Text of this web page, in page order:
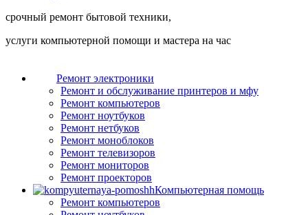
срочный ремонт бытовой техники,
услуги компьютерной помощи и мастера на час
Ремонт электроники
Ремонт и обслуживание принтеров и мфу
Ремонт компьютеров
Ремонт ноутбуков
Ремонт нетбуков
Ремонт моноблоков
Ремонт телевизоров
Ремонт мониторов
Ремонт проекторов
Компьютерная помощь
Ремонт компьютеров